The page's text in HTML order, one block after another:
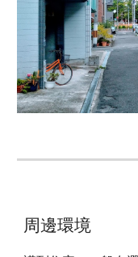
周邊環境